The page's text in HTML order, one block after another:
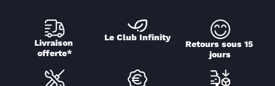
Livraison
offerte*
Le Club Infinity
Retours sous 15
jours